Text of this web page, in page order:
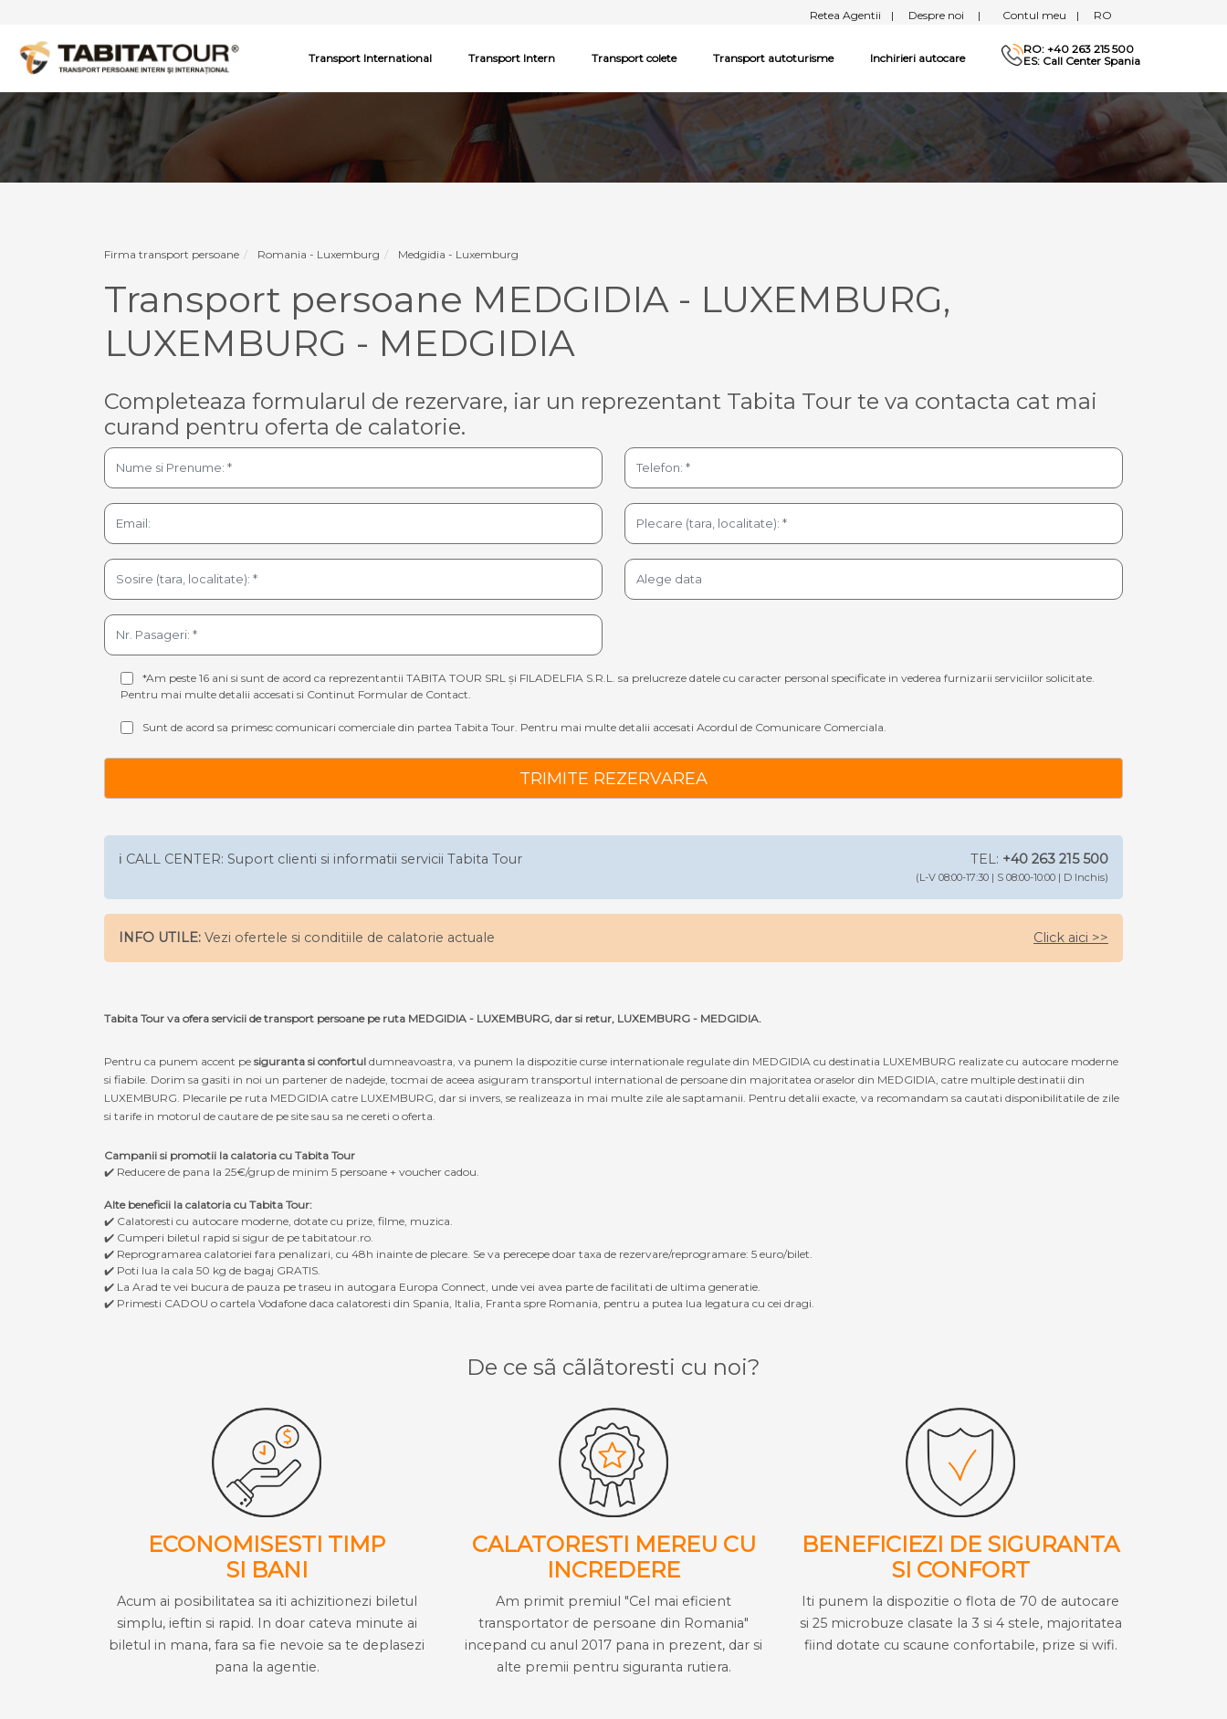
Retea Agentii | Despre noi | Contul meu | RO
Transport International Transport Intern Transport colete Transport autoturisme Inchirieri autocare
RO: +40 263 215 500
ES: Call Center Spania
Firma transport persoane Romania - Luxemburg Medgidia - Luxemburg
Transport persoane MEDGIDIA - LUXEMBURG,
LUXEMBURG - MEDGIDIA
Completeaza formularul de rezervare, iar un reprezentant Tabita Tour te va contacta cat mai
curand pentru oferta de calatorie.
*Am peste 16 ani si sunt de acord ca reprezentantii TABITA TOUR SRL și FILADELFIA S.R.L. sa prelucreze datele cu caracter personal specificate in vederea furnizarii serviciilor solicitate.
Pentru mai multe detalii accesati si Continut Formular de Contact.
Sunt de acord sa primesc comunicari comerciale din partea Tabita Tour. Pentru mai multe detalii accesati Acordul de Comunicare Comerciala.
TRIMITE REZERVAREA
ℹ️ CALL CENTER: Suport clienti si informatii servicii Tabita Tour TEL: +40 263 215 500
(L-V 08:00-17:30 | S 08:00-10:00 | D Inchis)
INFO UTILE: Vezi ofertele si conditiile de calatorie actuale Click aici >>
Tabita Tour va ofera servicii de transport persoane pe ruta MEDGIDIA - LUXEMBURG, dar si retur, LUXEMBURG - MEDGIDIA.
Pentru ca punem accent pe siguranta si confortul dumneavoastra, va punem la dispozitie curse internationale regulate din MEDGIDIA cu destinatia LUXEMBURG realizate cu autocare moderne
si fiabile. Dorim sa gasiti in noi un partener de nadejde, tocmai de aceea asiguram transportul international de persoane din majoritatea oraselor din MEDGIDIA, catre multiple destinatii din
LUXEMBURG. Plecarile pe ruta MEDGIDIA catre LUXEMBURG, dar si invers, se realizeaza in mai multe zile ale saptamanii. Pentru detalii exacte, va recomandam sa cautati disponibilitatile de zile
si tarife in motorul de cautare de pe site sau sa ne cereti o oferta.
Campanii si promotii la calatoria cu Tabita Tour
✔️ Reducere de pana la 25€/grup de minim 5 persoane + voucher cadou.
Alte beneficii la calatoria cu Tabita Tour:
✔️ Calatoresti cu autocare moderne, dotate cu prize, filme, muzica.
✔️ Cumperi biletul rapid si sigur de pe tabitatour.ro.
✔️ Reprogramarea calatoriei fara penalizari, cu 48h inainte de plecare. Se va perecepe doar taxa de rezervare/reprogramare: 5 euro/bilet.
✔️ Poti lua la cala 50 kg de bagaj GRATIS.
✔️ La Arad te vei bucura de pauza pe traseu in autogara Europa Connect, unde vei avea parte de facilitati de ultima generatie.
✔️ Primesti CADOU o cartela Vodafone daca calatoresti din Spania, Italia, Franta spre Romania, pentru a putea lua legatura cu cei dragi.
De ce sã cãlãtoresti cu noi?
ECONOMISESTI TIMP
SI BANI
Acum ai posibilitatea sa iti achizitionezi biletul
simplu, ieftin si rapid. In doar cateva minute ai
biletul in mana, fara sa fie nevoie sa te deplasezi
pana la agentie.
CALATORESTI MEREU CU
INCREDERE
Am primit premiul "Cel mai eficient
transportator de persoane din Romania"
incepand cu anul 2017 pana in prezent, dar si
alte premii pentru siguranta rutiera.
BENEFICIEZI DE SIGURANTA
SI CONFORT
Iti punem la dispozitie o flota de 70 de autocare
si 25 microbuze clasate la 3 si 4 stele, majoritatea
fiind dotate cu scaune confortabile, prize si wifi.